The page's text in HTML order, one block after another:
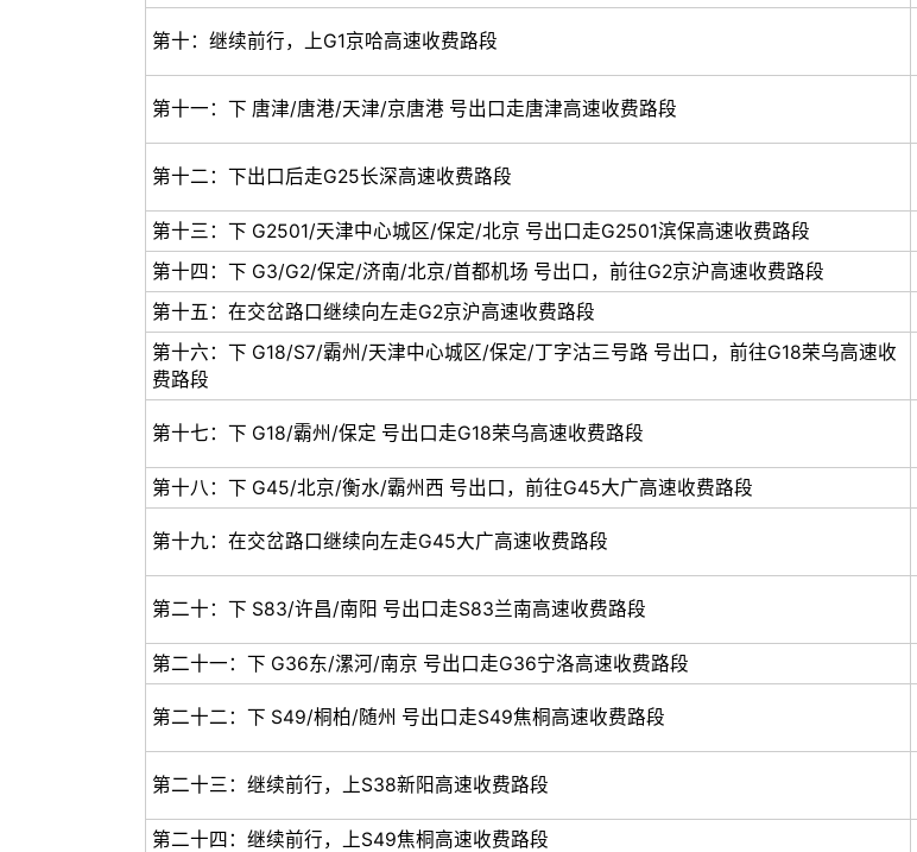
第十：继续前行，上G1京哈高速收费路段
第十一：下 唐津/唐港/天津/京唐港 号出口走唐津高速收费路段
第十二：下出口后走G25长深高速收费路段
第十三：下 G2501/天津中心城区/保定/北京 号出口走G2501滨保高速收费路段
第十四：下 G3/G2/保定/济南/北京/首都机场 号出口，前往G2京沪高速收费路段
第十五：在交岔路口继续向左走G2京沪高速收费路段
第十六：下 G18/S7/霸州/天津中心城区/保定/丁字沽三号路 号出口，前往G18荣乌高速收
费路段
第十七：下 G18/霸州/保定 号出口走G18荣乌高速收费路段
第十八：下 G45/北京/衡水/霸州西 号出口，前往G45大广高速收费路段
第十九：在交岔路口继续向左走G45大广高速收费路段
第二十：下 S83/许昌/南阳 号出口走S83兰南高速收费路段
第二十一：下 G36东/漯河/南京 号出口走G36宁洛高速收费路段
第二十二：下 S49/桐柏/随州 号出口走S49焦桐高速收费路段
第二十三：继续前行，上S38新阳高速收费路段
第二十四：继续前行，上S49焦桐高速收费路段